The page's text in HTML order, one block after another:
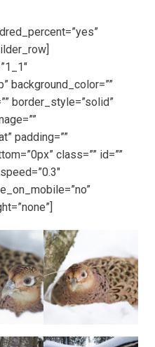
background_color=””
border_style=”solid”
padding=””
class=”” id=””